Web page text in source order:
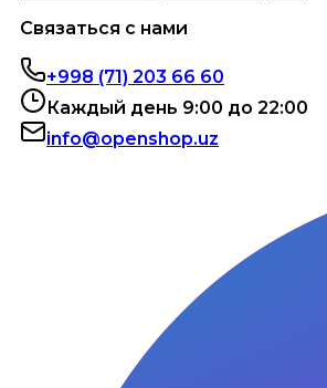
Связаться с нами
+998 (71) 203 66 60
Каждый день 9:00 до 22:00
info@openshop.uz